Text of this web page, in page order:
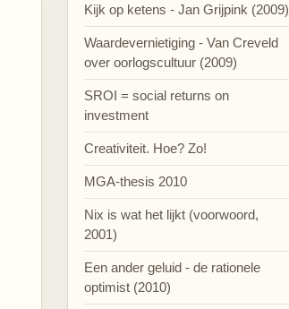
Kijk op ketens - Jan Grijpink (2009)
Waardevernietiging - Van Creveld
over oorlogscultuur (2009)
SROI = social returns on
investment
Creativiteit. Hoe? Zo!
MGA-thesis 2010
Nix is wat het lijkt (voorwoord,
2001)
Een ander geluid - de rationele
optimist (2010)